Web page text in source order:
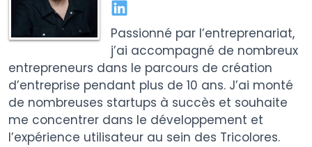
Passionné par l’entreprenariat,
j’ai accompagné de nombreux
entrepreneurs dans le parcours de création
d’entreprise pendant plus de 10 ans. J’ai monté
de nombreuses startups à succès et souhaite
me concentrer dans le développement et
l’expérience utilisateur au sein des Tricolores.